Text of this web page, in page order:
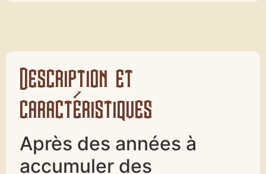
Description et
caractéristiques
Après des années à
accumuler des